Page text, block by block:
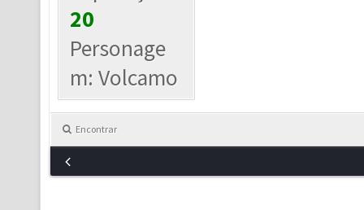
20
Personage
m: Volcamo
Encontrar